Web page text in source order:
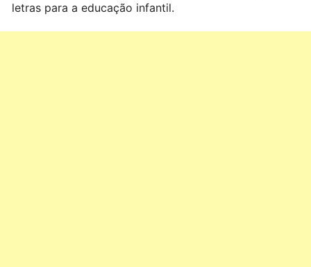
letras para a educação infantil.